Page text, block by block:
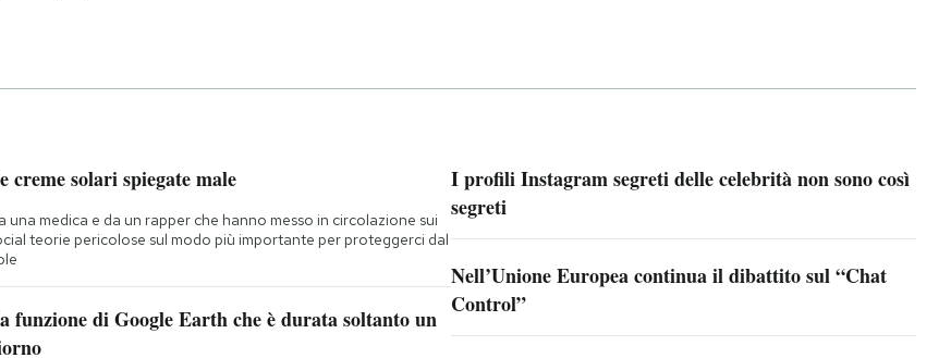
creme solari spiegate male
una medica e da un rapper che hanno messo in circolazione sui
teorie pericolose sul modo più importante per proteggerci dal
funzione di Google Earth che è durata soltanto un
I profili Instagram segreti delle celebrità non sono così
segreti
Nell’Unione Europea continua il dibattito sul “Chat
Control”